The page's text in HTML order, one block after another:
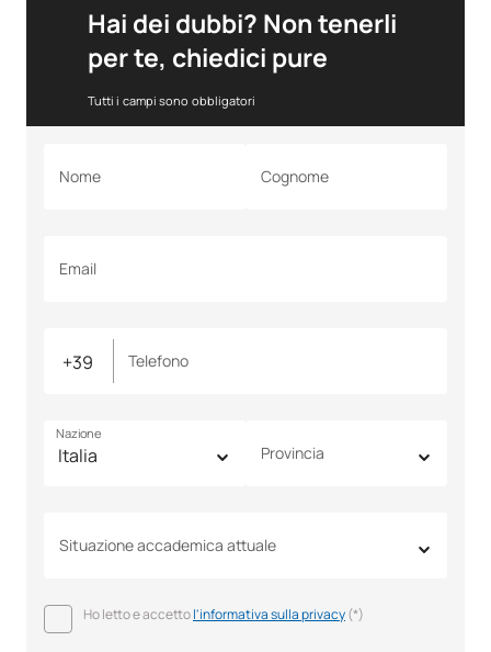
Hai dei dubbi? Non tenerli
per te, chiedici pure
Tutti i campi sono obbligatori
Nome Cognome
Email
Telefono
Nazione
Provincia
Situazione accademica attuale
Ho letto e accettol'informativa sulla privacy(*)